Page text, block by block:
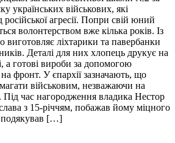
українських військових, які
агресії. Попри свій юний
волонтерством вже кілька років. Із
виготовляє ліхтарики та павербанки
Деталі для них хлопець друкує на
а готові вироби за допомогою
фронт. У єпархії зазначають, що
військовим, незважаючи на
Під час нагородження владика Нестор
з 15-річчям, побажав йому міцного
подякував […]